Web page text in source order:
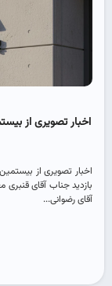
اخبار تصویری از
اخبار تصویری از
بازدید جناب آقای قنبری
آقای رضوانی...